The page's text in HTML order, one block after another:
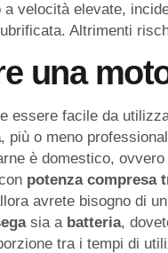
velocità elevate,
Altrimenti
una
essere facile da
, più o meno
è domestico,
potenza compresa
avrete bisogno di
sia a batteria,
tra i tempi di